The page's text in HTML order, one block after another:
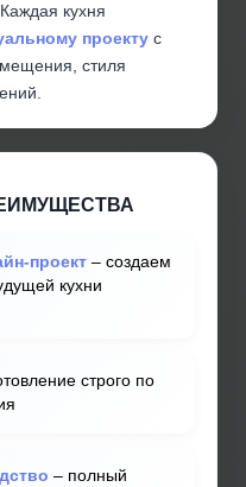
кухня
проекту с
стиля
проект – создаем
кухни
строго по
– полный